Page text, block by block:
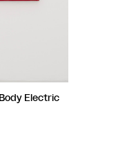
Electric